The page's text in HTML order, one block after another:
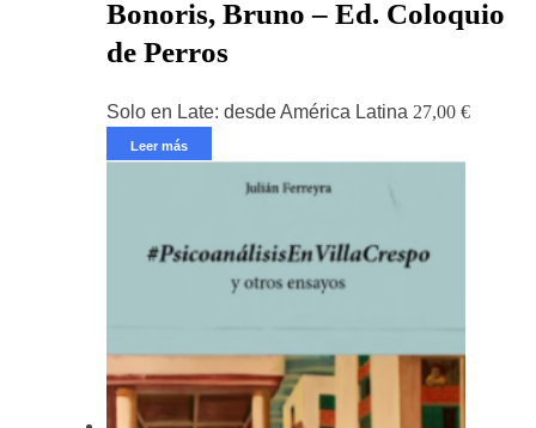
Bonoris, Bruno – Ed. Coloquio
de Perros
Solo en Late: desde América Latina 27,00€
Leer más